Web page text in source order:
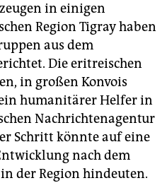
in einigen
Region Tigray haben
aus dem
Die eritreischen
in großen Konvois
humanitärer Helfer in
Nachrichtenagentur
Schritt könnte auf eine
nach dem
der Region hindeuten.